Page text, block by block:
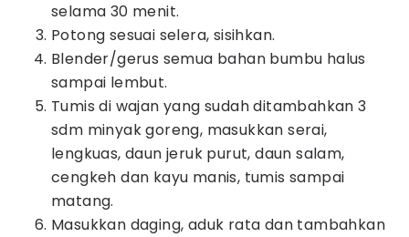
selama 30 menit.
Potong sesuai selera, sisihkan.
Blender/gerus semua bahan bumbu halus
sampai lembut.
Tumis di wajan yang sudah ditambahkan 3
sdm minyak goreng, masukkan serai,
lengkuas, daun jeruk purut, daun salam,
cengkeh dan kayu manis, tumis sampai
matang.
Masukkan daging, aduk rata dan tambahkan